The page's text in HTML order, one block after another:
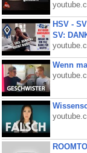
HSV -
SV:
Wenn